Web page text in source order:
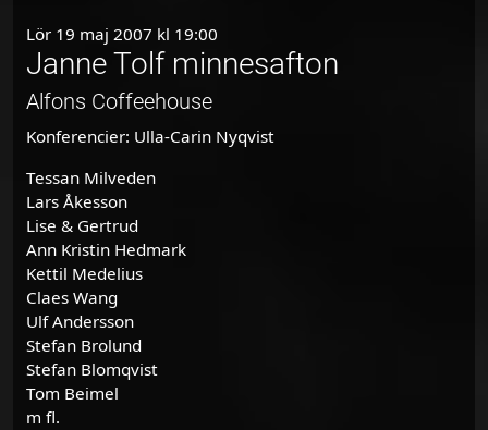
Lör 19 maj 2007 kl 19:00
Janne Tolf minnesafton
Alfons Coffeehouse
Konferencier: Ulla-Carin Nyqvist
Tessan Milveden
Lars Åkesson
Lise & Gertrud
Ann Kristin Hedmark
Kettil Medelius
Claes Wang
Ulf Andersson
Stefan Brolund
Stefan Blomqvist
Tom Beimel
m fl.